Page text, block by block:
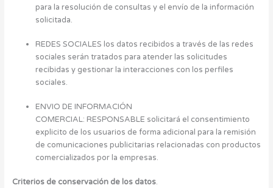
para la resolución de consultas y el envío de la información
solicitada.
REDES SOCIALES los datos recibidos a través de las redes
sociales serán tratados para atender las solicitudes
recibidas y gestionar la interacciones con los perfiles
sociales.
ENVIO DE INFORMACIÓN
COMERCIAL: RESPONSABLE solicitará el consentimiento
explicito de los usuarios de forma adicional para la remisión
de comunicaciones publicitarias relacionadas con productos
comercializados por la empresas.
Criterios de conservación de los datos.